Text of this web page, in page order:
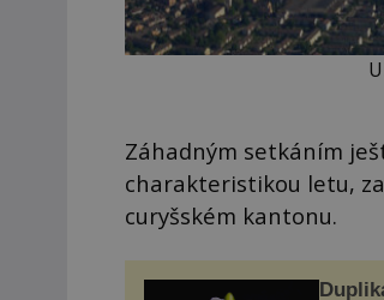
Záhadným setkáním
charakteristikou letu,
curyšském kantonu.